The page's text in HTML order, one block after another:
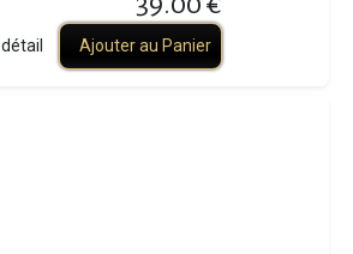
Ajouter au Panier